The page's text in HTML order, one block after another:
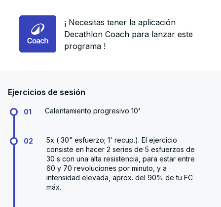
¡ Necesitas tener la aplicación
Decathlon Coach para lanzar este
programa !
Ejercicios de sesión
01 Calentamiento progresivo 10'
02
5x ( 30" esfuerzo; 1' recup.). El ejercicio
consiste en hacer 2 series de 5 esfuerzos de
30 s con una alta resistencia, para estar entre
60 y 70 revoluciones por minuto, y a
intensidad elevada, aprox. del 90% de tu FC
máx.